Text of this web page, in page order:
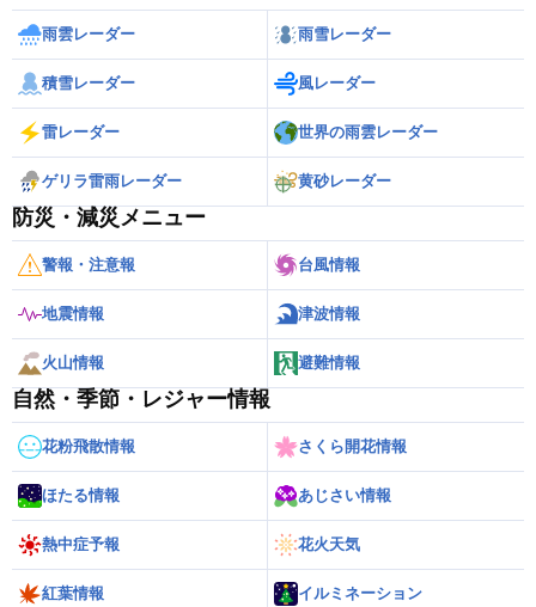
雨雲レーダー 雨雪レーダー
積雪レーダー 風レーダー
雷レーダー 世界の雨雲レーダー
ゲリラ雷雨レーダー 黄砂レーダー
防災・減災メニュー
警報・注意報 台風情報
地震情報 津波情報
火山情報 避難情報
自然・季節・レジャー情報
花粉飛散情報 さくら開花情報
ほたる情報 あじさい情報
熱中症予報 花火天気
紅葉情報 イルミネーション